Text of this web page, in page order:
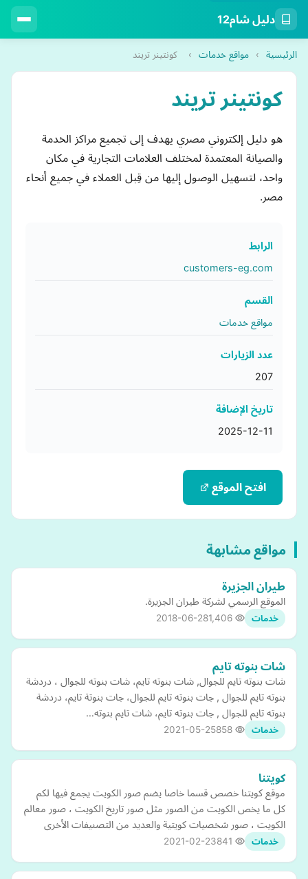
دليل شام12
الرئيسية › مواقع خدمات › كونتينر تريند
كونتينر تريند
هو دليل إلكتروني مصري يهدف إلى تجميع مراكز الخدمة
والصيانة المعتمدة لمختلف العلامات التجارية في مكان
واحد، لتسهيل الوصول إليها من قِبل العملاء في جميع أنحاء
مصر.
الرابط
customers-eg.com
القسم
مواقع خدمات
عدد الزيارات
207
تاريخ الإضافة
2025-12-11
افتح الموقع
مواقع مشابهة
طيران الجزيرة
الموقع الرسمي لشركة طيران الجزيرة.
خدمات 2018-06-28
شات بنوته تايم
شات بنوته تايم للجوال, شات بنوته تايم، شات بنوته للجوال ، دردشة
بنوته تايم للجوال , جات بنوته تايم للجوال، جات بنوتة تايم، دردشة
بنوته تايم للجوال , جات بنوته تايم، شات تايم بنوته…
خدمات 2021-05-25
كويتنا
موقع كويتنا خصص قسما خاصا يضم صور الكويت يجمع فيها لكم
كل ما يخص الكويت من الصور مثل صور تاريخ الكويت ، صور معالم
الكويت ، صور شخصيات كويتية والعديد من التصنيفات الأخرى
خدمات 2021-02-23